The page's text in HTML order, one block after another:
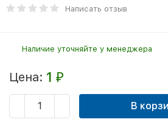
Написать отзыв
Наличие уточняйте у менеджера
Цена: 1 ₽
В